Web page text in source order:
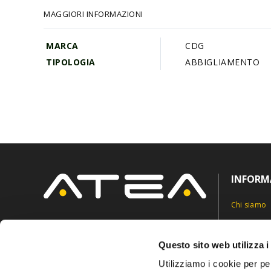
Questo sito web utilizza i
Utilizziamo i cookie per
di
immagini
MAGGIORI INFORMAZIONI
MARCA
CDG
TIPOLOGIA
ABBIGLIAMENTO
Chi siamo
Contatti
Privacy
Cookie